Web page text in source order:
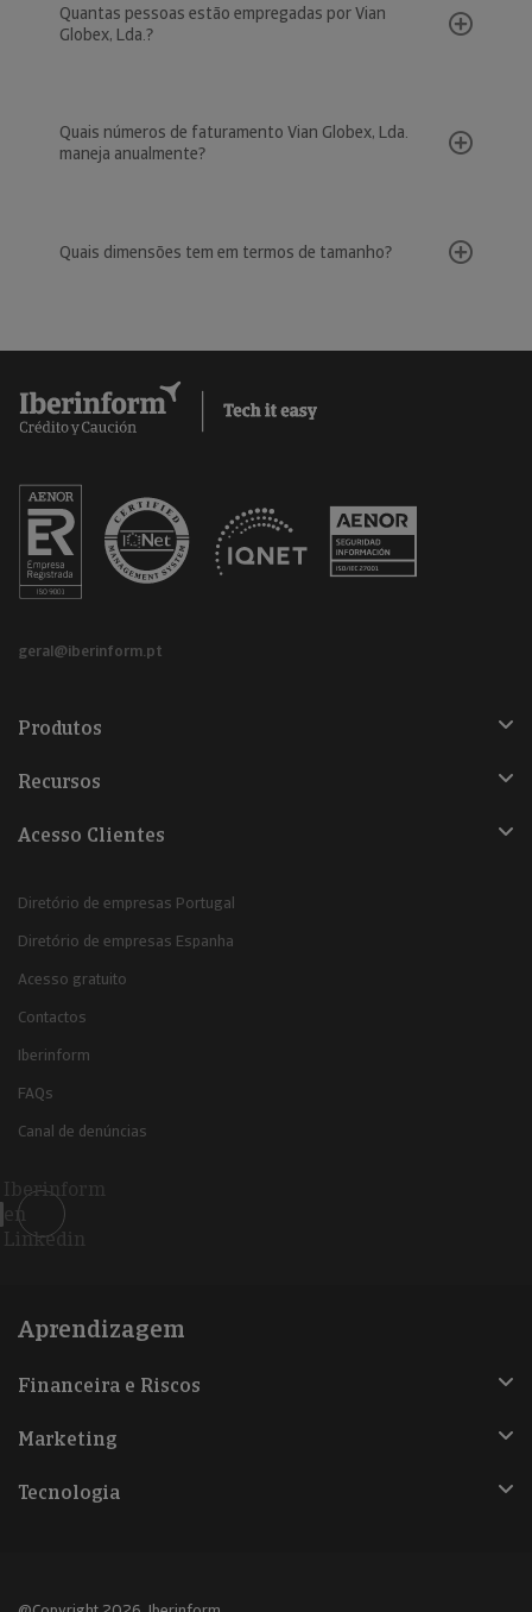
Quantas pessoas estão empregadas por Vian
Globex, Lda.?
Quais números de faturamento Vian Globex, Lda.
maneja anualmente?
Quais dimensões tem em termos de tamanho?
geral@iberinform.pt
Produtos
Recursos
Acesso Clientes
Diretório de empresas Portugal
Diretório de empresas Espanha
Acesso gratuito
Contactos
Iberinform
FAQs
Canal de denúncias
Iberinform
en
Linkedin
Aprendizagem
Financeira e Riscos
Marketing
Tecnologia